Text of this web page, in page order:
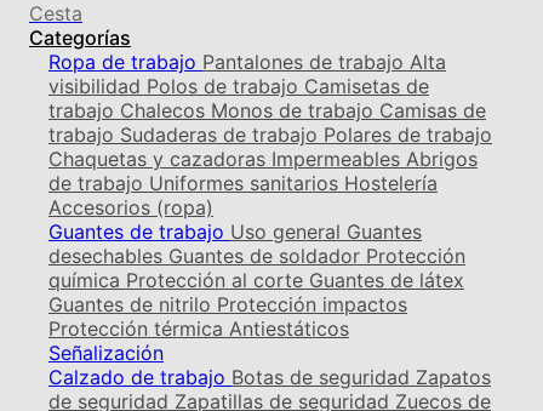
Cesta
Categorías
Ropa de trabajo Pantalones de trabajo Alta
visibilidad Polos de trabajo Camisetas de
trabajo Chalecos Monos de trabajo Camisas de
trabajo Sudaderas de trabajo Polares de trabajo
Chaquetas y cazadoras Impermeables Abrigos
de trabajo Uniformes sanitarios Hostelería
Accesorios (ropa)
Guantes de trabajo Uso general Guantes
desechables Guantes de soldador Protección
química Protección al corte Guantes de látex
Guantes de nitrilo Protección impactos
Protección térmica Antiestáticos
Señalización
Calzado de trabajo Botas de seguridad Zapatos
de seguridad Zapatillas de seguridad Zuecos de